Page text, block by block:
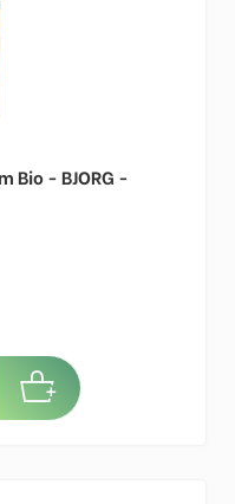
Bio - BJORG -